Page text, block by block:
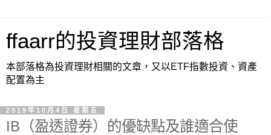
ffaarr的投資理財部落格
本部落格為投資理財相關的文章，又以ETF指數投資、資產
配置為主
2019年10月4日 星期五
IB（盈透證券）的優缺點及誰適合使